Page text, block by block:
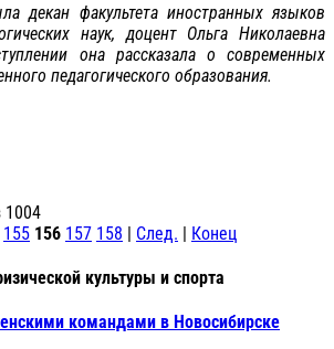
декан факультета иностранных языков
наук, доцент Ольга Николаевна
она рассказала о современных
педагогического образования.
1004
155 156 157 158 | След. | Конец
культуры и спорта
командами в Новосибирске